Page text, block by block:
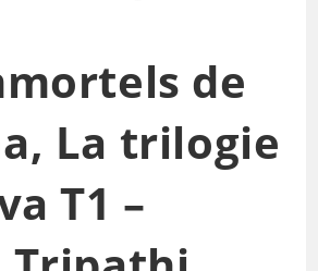
de
La trilogie
T1 –